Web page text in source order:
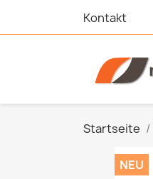
Kontakt
Startseite
NEU